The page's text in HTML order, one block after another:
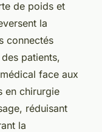
de poids et
la
connectés
patients,
face aux
en chirurgie
réduisant
la